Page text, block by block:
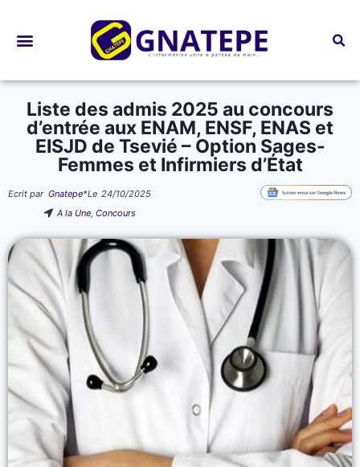
Liste des admis 2025 au concours
d’entrée aux ENAM, ENSF, ENAS et
EISJD de Tsevié – Option Sages-
Femmes et Infirmiers d’État
Ecrit par Gnatepe*Le 24/10/2025
A la Une,Concours